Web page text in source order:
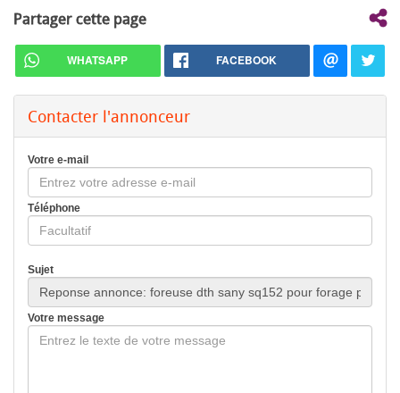
Partager cette page
WHATSAPP FACEBOOK
Contacter l'annonceur
Votre e-mail
Téléphone
Sujet
Votre message